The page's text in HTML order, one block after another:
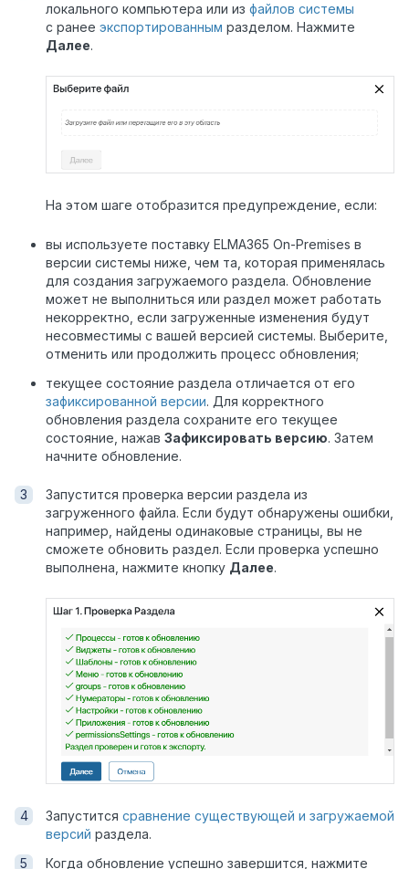
локального компьютера или из файлов системы
с ранее экспортированным разделом. Нажмите
Далее.
На этом шаге отобразится предупреждение, если:
вы используете поставку ELMA365 On-Premises в
версии системы ниже, чем та, которая применялась
для создания загружаемого раздела. Обновление
может не выполниться или раздел может работать
некорректно, если загруженные изменения будут
несовместимы с вашей версией системы. Выберите,
отменить или продолжить процесс обновления;
текущее состояние раздела отличается от его
зафиксированной версии. Для корректного
обновления раздела сохраните его текущее
состояние, нажав Зафиксировать версию. Затем
начните обновление.
Запустится проверка версии раздела из
загруженного файла. Если будут обнаружены ошибки,
например, найдены одинаковые страницы, вы не
сможете обновить раздел. Если проверка успешно
выполнена, нажмите кнопку Далее.
Запустится сравнение существующей и загружаемой
версий раздела.
Когда обновление успешно завершится, нажмите